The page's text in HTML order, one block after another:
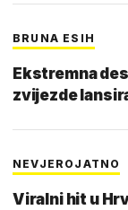
BRUNA ESIH
Ekstremna
zvijezde
NEVJEROJATNO
Viralni hit u